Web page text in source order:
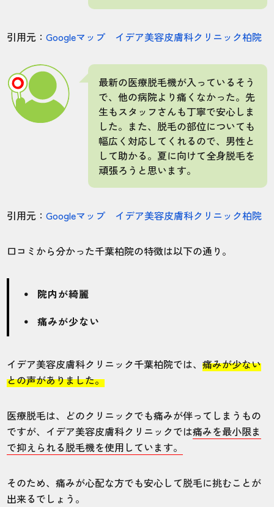
引用元：Googleマップ イデア美容皮膚科クリニック柏院
最新の医療脱毛機が入っているそう
で、他の病院より痛くなかった。先
生もスタッフさんも丁寧で安心しま
した。また、脱毛の部位についても
幅広く対応してくれるので、男性と
して助かる。夏に向けて全身脱毛を
頑張ろうと思います。
引用元：Googleマップ イデア美容皮膚科クリニック柏院
口コミから分かった千葉柏院の特徴は以下の通り。
院内が綺麗
痛みが少ない
イデア美容皮膚科クリニック千葉柏院では、痛みが少ない
との声がありました。
医療脱毛は、どのクリニックでも痛みが伴ってしまうもの
ですが、イデア美容皮膚科クリニックでは痛みを最小限ま
で抑えられる脱毛機を使用しています。
そのため、痛みが心配な方でも安心して脱毛に挑むことが
出来るでしょう。